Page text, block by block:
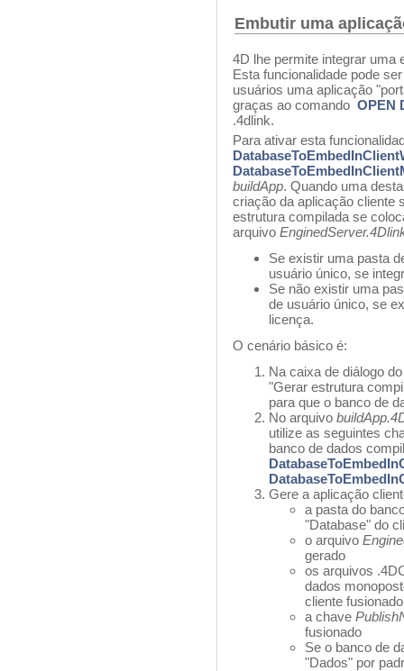
Embutir uma
4D lhe permite integrar uma
Esta funcionalidade pode
usuários uma aplicação
graças ao comando OPEN
.4dlink.
Para ativar esta
buildApp. Quando uma
criação da aplicação cliente
estrutura compilada se
arquivo
Se existir uma pasta
usuário único, se
Se não existir uma
de usuário único, se
licença.
O cenário básico é:
Na caixa de diálogo
"Gerar estrutura
para que o banco de
No arquivo
utilize as seguintes
banco de dados
Gere a aplicação
a pasta do
"Database" do
o arquivo
gerado
os arquivos
dados
cliente fusionado
a chave
fusionado
Se o banco de
"Dados" por